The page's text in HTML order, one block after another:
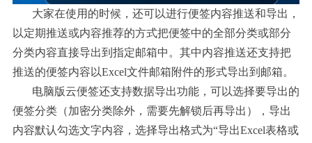
大家在使用的时候，还可以进行便签内容推送和导出，
以定期推送或内容推荐的方式把便签中的全部分类或部分
分类内容直接导出到指定邮箱中。其中内容推送还支持把
推送的便签内容以Excel文件邮箱附件的形式导出到邮箱。
电脑版云便签还支持数据导出功能，可以选择要导出的
便签分类（加密分类除外，需要先解锁后再导出），导出
内容默认勾选文字内容，选择导出格式为“导出Excel表格或